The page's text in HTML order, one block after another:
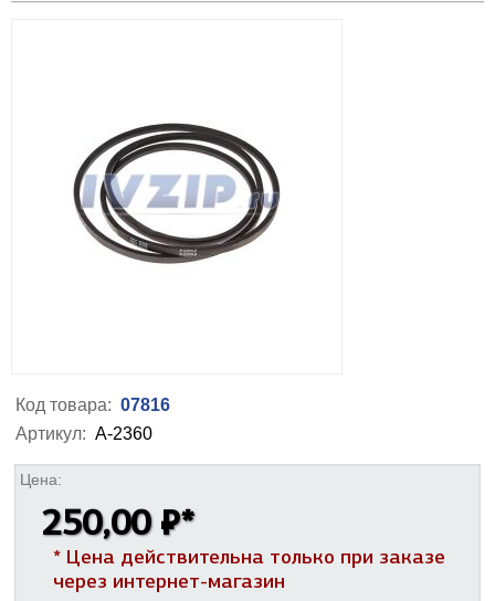
Код товара: 07816
Артикул: А-2360
Цена:
250,00 ₽*
* Цена действительна только при заказе
через интернет-магазин